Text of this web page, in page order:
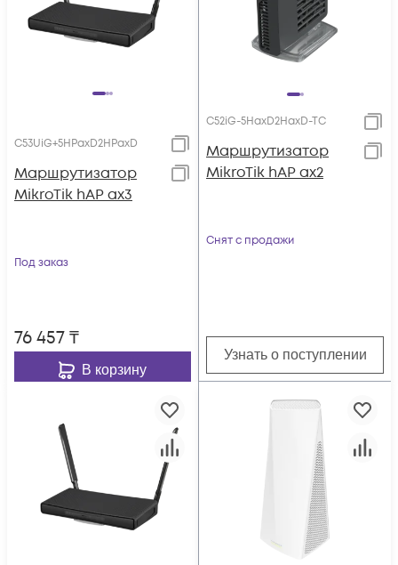
C53UiG+5HPaxD2HPaxD
Маршрутизатор
MikroTik hAP ax3
Под заказ
76 457₸
В корзину
C52iG-5HaxD2HaxD-TC
Маршрутизатор
MikroTik hAP ax2
Снят с продажи
Узнать о поступлении